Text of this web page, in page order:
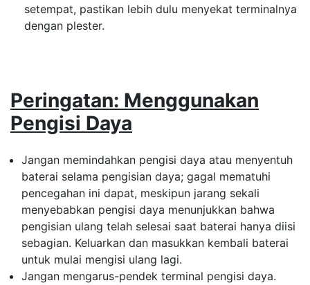
setempat, pastikan lebih dulu menyekat terminalnya
dengan plester.
Peringatan: Menggunakan
Pengisi Daya
Jangan memindahkan pengisi daya atau menyentuh
baterai selama pengisian daya; gagal mematuhi
pencegahan ini dapat, meskipun jarang sekali
menyebabkan pengisi daya menunjukkan bahwa
pengisian ulang telah selesai saat baterai hanya diisi
sebagian. Keluarkan dan masukkan kembali baterai
untuk mulai mengisi ulang lagi.
Jangan mengarus-pendek terminal pengisi daya.